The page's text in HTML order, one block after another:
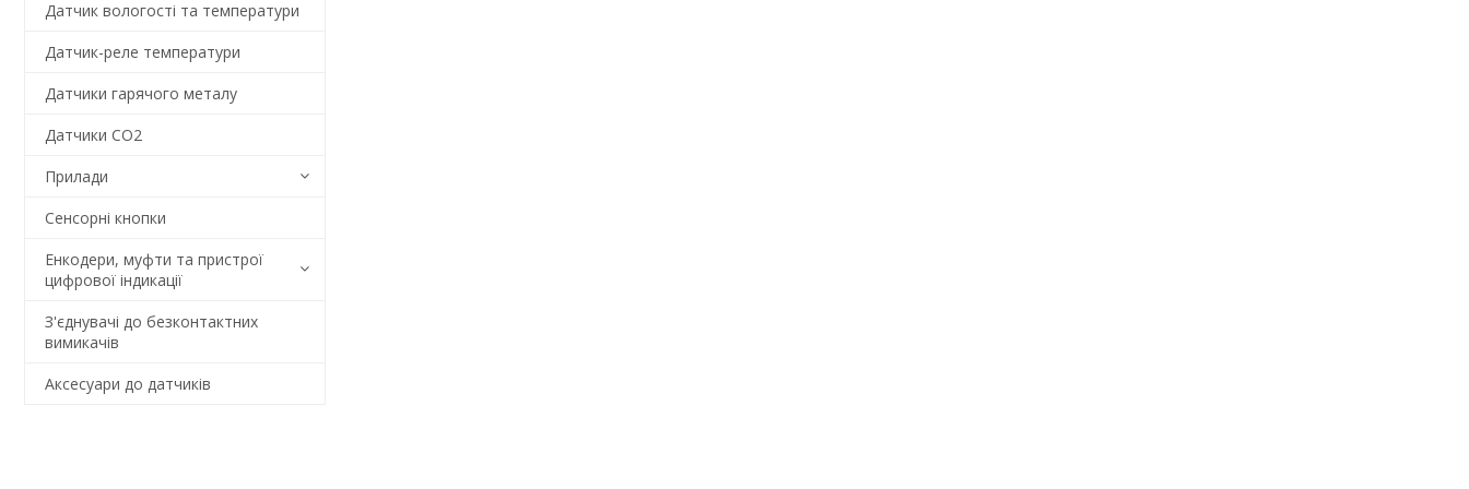
Датчик вологості та температури
Датчик-реле температури
Датчики гарячого металу
Датчики CO2
Прилади
Сенсорні кнопки
Енкодери, муфти та пристрої
цифрової індикації
З'єднувачі до безконтактних
вимикачів
Аксесуари до датчиків